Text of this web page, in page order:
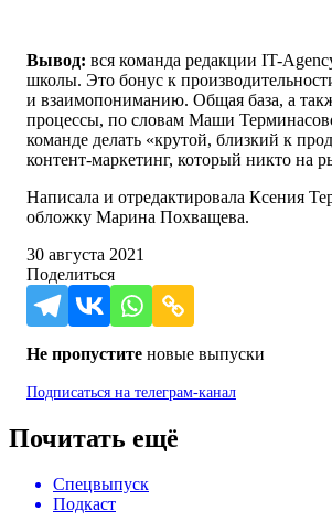
Вывод: вся команда редакции IT-
школы. Это бонус к
и взаимопониманию. Общая база, а
процессы, по словам Маши
команде делать «крутой, близкий к
контент-маркетинг, который никто на
Написала и отредактировала Ксения
обложку Марина Похващева.
30 августа 2021
Поделиться
Не пропустите новые выпуски
Подписаться на телеграм-канал
Почитать ещё
Спецвыпуск
Подкаст